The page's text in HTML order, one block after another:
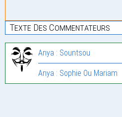
Texte Des Commentateurs
Anya : Sountsou
Anya : Sophie Ou Mariam